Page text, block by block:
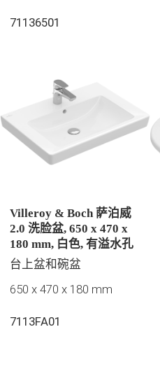
71136501
Villeroy & Boch 萨泊威
2.0 洗脸盆, 650 x 470 x
180 mm, 白色, 有溢水孔
台上盆和碗盆
650 x 470 x 180 mm
7113FA01